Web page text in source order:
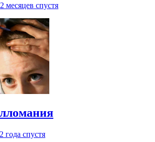
месяцев спустя
2 года спустя